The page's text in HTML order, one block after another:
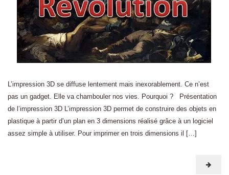
L’impression 3D se diffuse lentement mais inexorablement. Ce n’est
pas un gadget. Elle va chambouler nos vies. Pourquoi ? Présentation
de l’impression 3D L’impression 3D permet de construire des objets en
plastique à partir d’un plan en 3 dimensions réalisé grâce à un logiciel
assez simple à utiliser. Pour imprimer en trois dimensions il […]